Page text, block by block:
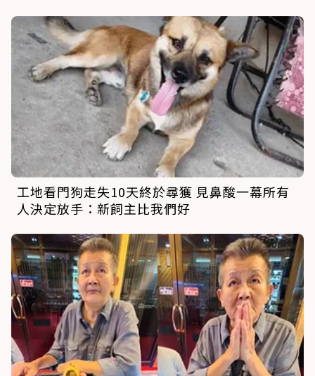
工地看門狗走失10天終於尋獲 見鼻酸一幕所有
人決定放手：新飼主比我們好